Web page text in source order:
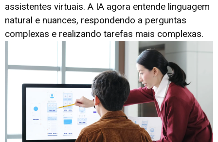
assistentes virtuais. A IA agora entende linguagem
natural e nuances, respondendo a perguntas
complexas e realizando tarefas mais complexas.